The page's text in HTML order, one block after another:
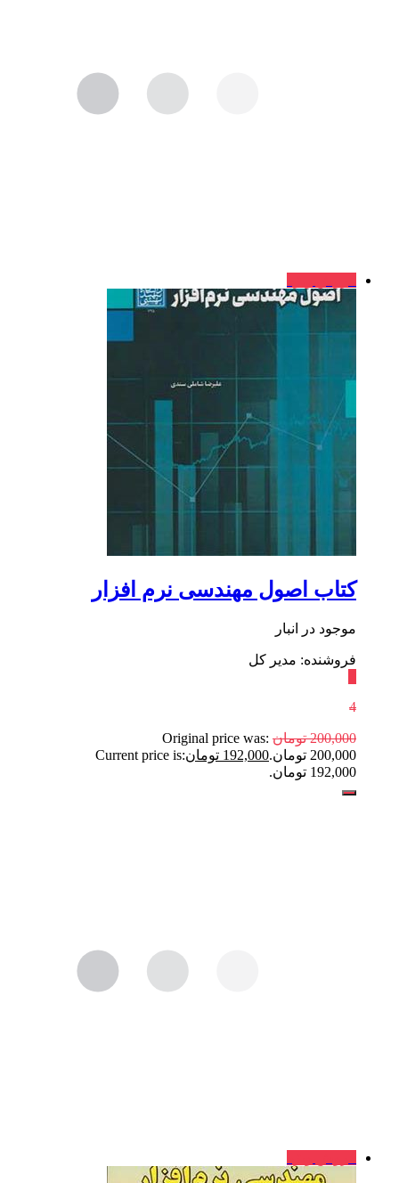
کتاب اصول مهندسی نرم افزار
موجود در انبار
فروشنده: مدیر کل
4
200,000 تومان Original price was:
200,000 تومان.
192,000 تومانCurrent price is:
192,000 تومان.